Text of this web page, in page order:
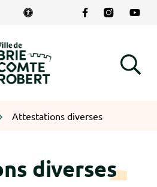
Lien vers le
Lien vers le
Lien
Logo Brie-Comte-Robert
RECHERCHE
Attestations diverses
diverses